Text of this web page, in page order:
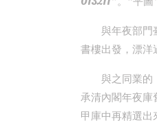
與年夜部門
書樓出發，漂洋
與之同業的
承清內閣年夜庫
甲庫中再精選出